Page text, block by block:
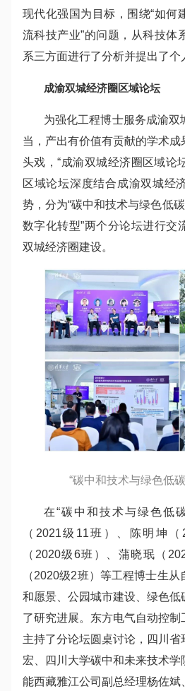
现代化强国为目标，围绕“如何
流科技产业”的问题，从科技体
系三方面进行了分析并提出了个
成渝双城经济圈区域论坛
为强化工程博士服务成渝双
当，产出有价值有贡献的学术
头戏，“成渝双城经济圈区域论
区域论坛深度结合成渝双城经
势，分为“碳中和技术与绿色低
数字化转型”两个分论坛进行交
双城经济圈建设。
“碳中和技术与绿色低
在“碳中和技术与绿色低
（2021级11班）、陈明坤
（2020级6班）、蒲晓珉（
（2020级2班）等工程博士生
和愿景、公园城市建设、绿色
了研究进展。东方电气自动控
主持了分论坛圆桌讨论，四川
宏、四川大学碳中和未来技术
能西藏雅江公司副总经理杨佐